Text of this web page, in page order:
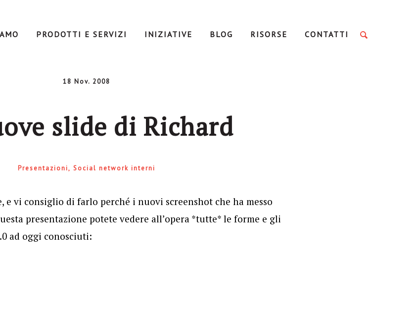
PRODOTTI E SERVIZI INIZIATIVE BLOG RISORSE CONTATTI
18 Nov. 2008
slide di Richard
Presentazioni Social network interni
e vi consiglio di farlo perché i nuovi screenshot che ha messo
presentazione potete vedere all’opera *tutte* le forme e gli
ad oggi conosciuti: